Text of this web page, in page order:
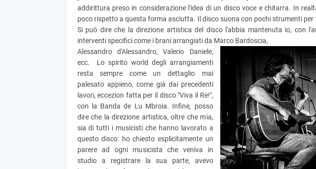
addirittura preso in considerazione l'idea di un disco voce e chitarra. In
poco rispetto a questa forma asciutta. Il disco suona con pochi strumenti per
Si può dire che la direzione artistica del disco l'abbia mantenuta io, con
interventi specifici come i brani arrangiati da Marco Bardoscia,
Alessandro d'Alessandro, Valerio Daniele,
ecc. Lo spirito world degli arrangiamenti
resta sempre come un dettaglio mai
palesato appieno, come già dai precedenti
lavori, eccezion fatta per il disco "Viva il Re!",
con la Banda de Lu Mbroia. Infine, posso
dire che la direzione artistica, oltre che mia,
sia di tutti i musicisti che hanno lavorato a
questo disco: ho chiesto esplicitamente un
parere ad ogni musicista che veniva in
studio a registrare la sua parte, avevo